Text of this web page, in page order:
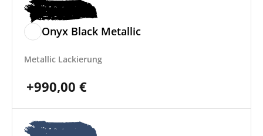
Onyx Black Metallic
Metallic Lackierung
+990,00 €